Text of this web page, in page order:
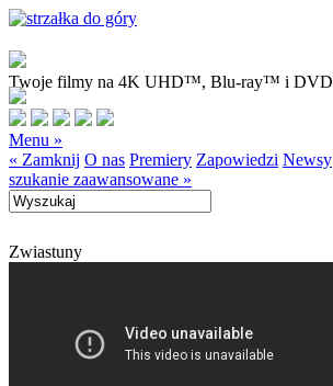
Twoje filmy na 4K UHD™, Blu-ray™ i DVD
Menu »
« Zamknij O nas Premiery Zapowiedzi Newsy
szukanie zaawansowane »
Zwiastuny